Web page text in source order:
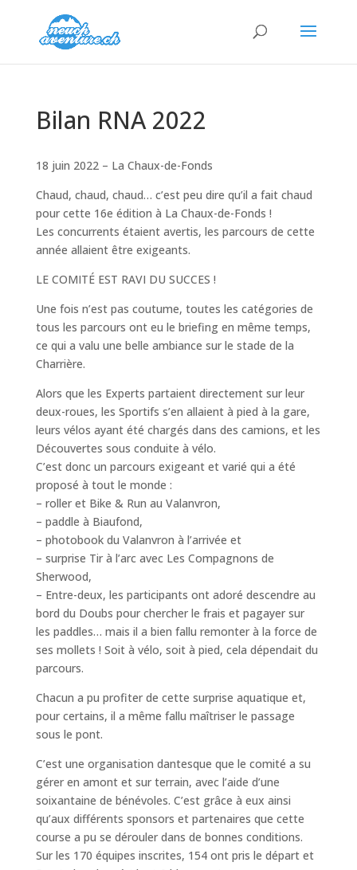
Bilan RNA 2022
18 juin 2022 – La Chaux-de-Fonds
Chaud, chaud, chaud… c’est peu dire qu’il a fait chaud
pour cette 16e édition à La Chaux-de-Fonds !
Les concurrents étaient avertis, les parcours de cette
année allaient être exigeants.
LE COMITÉ EST RAVI DU SUCCES !
Une fois n’est pas coutume, toutes les catégories de
tous les parcours ont eu le briefing en même temps,
ce qui a valu une belle ambiance sur le stade de la
Charrière.
Alors que les Experts partaient directement sur leur
deux-roues, les Sportifs s’en allaient à pied à la gare,
leurs vélos ayant été chargés dans des camions, et les
Découvertes sous conduite à vélo.
C’est donc un parcours exigeant et varié qui a été
proposé à tout le monde :
– roller et Bike & Run au Valanvron,
– paddle à Biaufond,
– photobook du Valanvron à l’arrivée et
– surprise Tir à l’arc avec Les Compagnons de
Sherwood,
– Entre-deux, les participants ont adoré descendre au
bord du Doubs pour chercher le frais et pagayer sur
les paddles… mais il a bien fallu remonter à la force de
ses mollets ! Soit à vélo, soit à pied, cela dépendait du
parcours.
Chacun a pu profiter de cette surprise aquatique et,
pour certains, il a même fallu maîtriser le passage
sous le pont.
C’est une organisation dantesque que le comité a su
gérer en amont et sur terrain, avec l’aide d’une
soixantaine de bénévoles. C’est grâce à eux ainsi
qu’aux différents sponsors et partenaires que cette
course a pu se dérouler dans de bonnes conditions.
Sur les 170 équipes inscrites, 154 ont pris le départ et